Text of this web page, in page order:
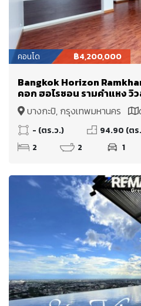
คอนโด ฿4,200,000
Bangkok Horizon
คอก ฮอไรซอน รามคำแหง วิว
องศา วิวพาโนรามา ห้องนอนเ
บางกะปิ, กรุงเทพมหานคร
- (ตร.ว.)
94.90 (ตร
2
2 1